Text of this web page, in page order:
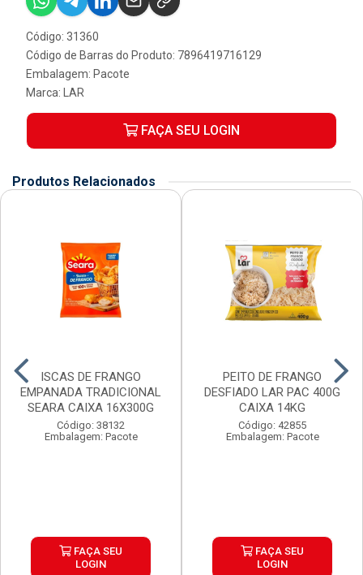
Código: 31360
Código de Barras do Produto: 7896419716129
Embalagem: Pacote
Marca:
LAR
FAÇA SEU LOGIN
Produtos Relacionados
ISCAS DE FRANGO
EMPANADA TRADICIONAL
SEARA CAIXA 16X300G
Código: 38132
Embalagem: Pacote
FAÇA SEU
LOGIN
PEITO DE FRANGO
DESFIADO LAR PAC 400G
CAIXA 14KG
Código: 42855
Embalagem: Pacote
FAÇA SEU
LOGIN